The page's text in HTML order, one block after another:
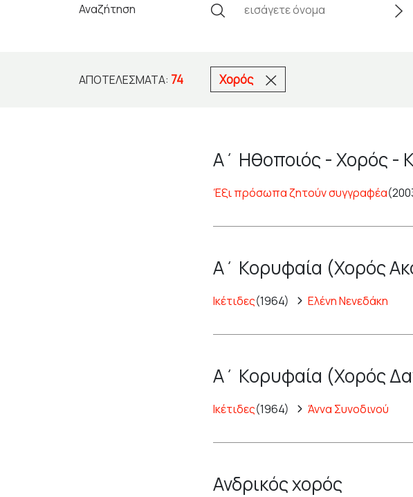
Αναζήτηση
ΑΠΟΤΕΛΈΣΜΑΤΑ: 74 Χορός
Α΄ Ηθοποιός - Χορός -
Έξι πρόσωπα ζητούν συγγραφέα
Α΄ Κορυφαία (Χορός
Ικέτιδες(1964) Ελένη Νενεδάκη
Α΄ Κορυφαία (Χορός
Ικέτιδες(1964) Άννα Συνοδινού
Ανδρικός χορός